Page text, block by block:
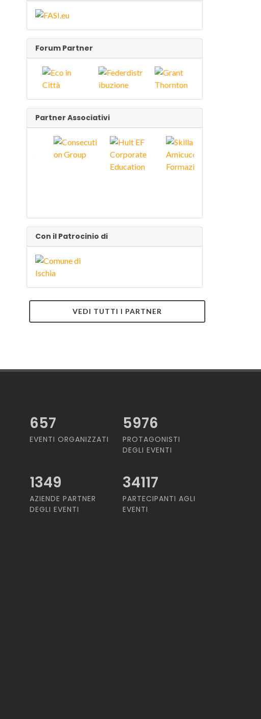
Forum Partner
Partner Associativi
Con il Patrocinio di
VEDI TUTTI I PARTNER
657
EVENTI ORGANIZZATI
5976
PROTAGONISTI
DEGLI EVENTI
1349
AZIENDE PARTNER
DEGLI EVENTI
34117
PARTECIPANTI AGLI
EVENTI